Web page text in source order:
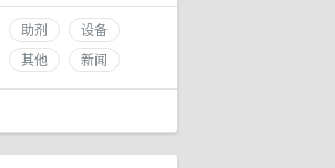
助剂
设备
其他 新闻